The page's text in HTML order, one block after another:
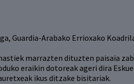
Guardia-Arabako Errioxako
marrazten dituzten paisaia
eraikin dotoreak ageri dira
ikus ditzake bisitariak.